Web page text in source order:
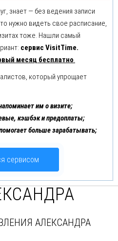
знает — без ведения записи
нужно видеть свое расписание,
тоже. Нашли самый
сервис VisitTime.
месяц бесплатно.
который упрощает
им о визите;
кэшбэк и предоплаты;
больше зарабатывать;
сервисом
АЛЕКСАНДРА